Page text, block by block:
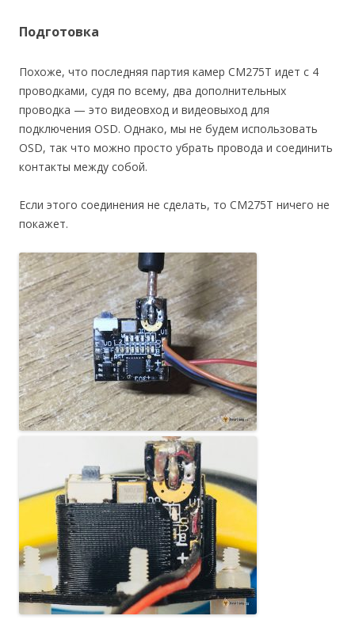
Подготовка
Похоже, что последняя партия камер CM275T идет с 4
проводками, судя по всему, два дополнительных
проводка — это видеовход и видеовыход для
подключения OSD. Однако, мы не будем использовать
OSD, так что можно просто убрать провода и соединить
контакты между собой.
Если этого соединения не сделать, то CM275T ничего не
покажет.